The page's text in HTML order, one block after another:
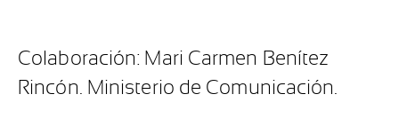
Colaboración: Mari Carmen Benítez
Rincón. Ministerio de Comunicación.